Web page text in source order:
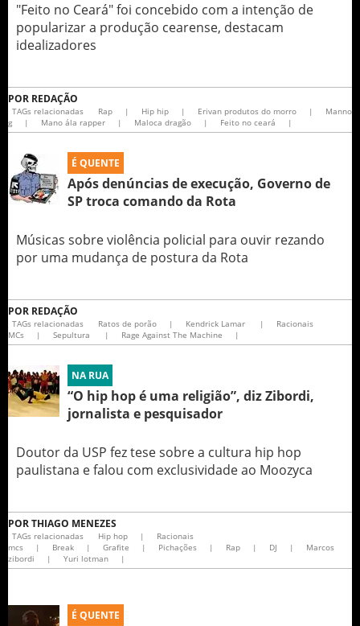
"Feito no Ceará" foi concebido com a intenção de
popularizar a produção cearense, destacam
idealizadores
POR REDAÇÃO
TAGs relacionadas Rap | Hip hip | Erivan produtos do morro |
Manno
g
| Mano ála rapper | Maloca dragão | Feito no ceará |
É QUENTE
Após denúncias de execução, Governo de
SP troca comando da Rota
Músicas sobre violência policial para ouvir rezando
por uma mudança de postura da Rota
POR REDAÇÃO
TAGs relacionadas Ratos de porão | Kendrick Lamar |
Racionais
MCs
| Sepultura | Rage Against The Machine |
NA RUA
“O hip hop é uma religião”, diz Zibordi,
jornalista e pesquisador
Doutor da USP fez tese sobre a cultura hip hop
paulistana e falou com exclusividade ao Moozyca
PORTHIAGO MENEZES
TAGs relacionadas Hip hop |
Racionais
mcs
| Break | Grafite | Pichações | Rap | DJ |
Marcos
zibordi
| Yuri lotman |
É QUENTE